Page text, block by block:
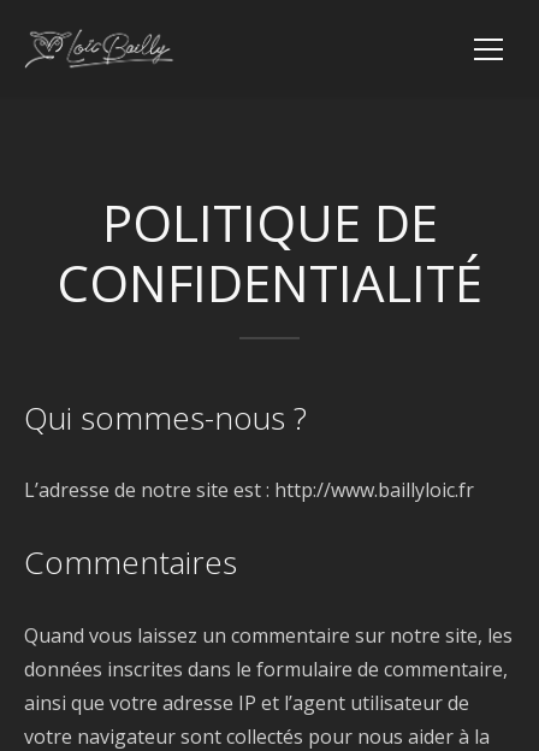
POLITIQUE DE
CONFIDENTIALITÉ
Qui sommes-nous ?
L’adresse de notre site est : http://www.baillyloic.fr
Commentaires
Quand vous laissez un commentaire sur notre site, les
données inscrites dans le formulaire de commentaire,
ainsi que votre adresse IP et l’agent utilisateur de
votre navigateur sont collectés pour nous aider à la